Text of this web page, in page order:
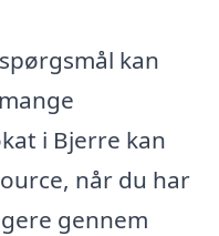
kan
i Bjerre kan
når du har
gennem